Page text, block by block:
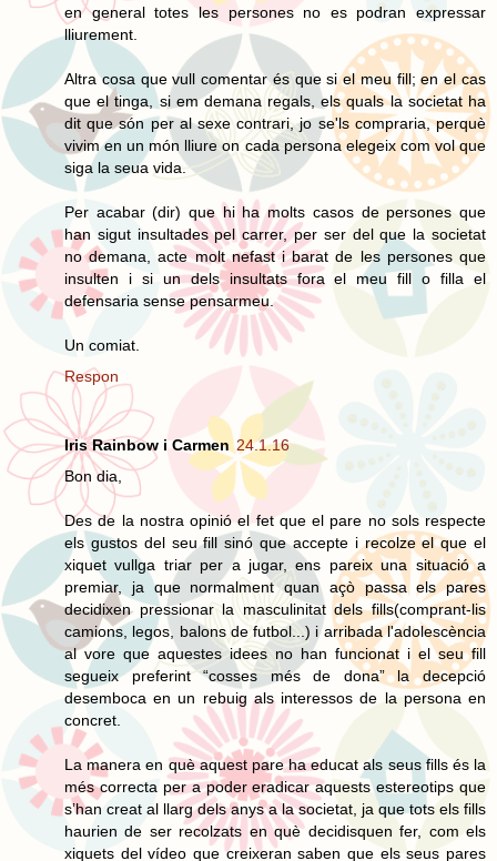
en general totes les persones no es podran expressar
lliurement.
Altra cosa que vull comentar és que si el meu fill; en el cas
que el tinga, si em demana regals, els quals la societat ha
dit que són per al sexe contrari, jo se'ls compraria, perquè
vivim en un món lliure on cada persona elegeix com vol que
siga la seua vida.
Per acabar (dir) que hi ha molts casos de persones que
han sigut insultades pel carrer, per ser del que la societat
no demana, acte molt nefast i barat de les persones que
insulten i si un dels insultats fora el meu fill o filla el
defensaria sense pensarmeu.
Un comiat.
Respon
Iris Rainbow i Carmen 24.1.16
Bon dia,
Des de la nostra opinió el fet que el pare no sols respecte
els gustos del seu fill sinó que accepte i recolze el que el
xiquet vullga triar per a jugar, ens pareix una situació a
premiar, ja que normalment quan açò passa els pares
decidixen pressionar la masculinitat dels fills(comprant-lis
camions, legos, balons de futbol...) i arribada l'adolescència
al vore que aquestes idees no han funcionat i el seu fill
segueix preferint “cosses més de dona” la decepció
desemboca en un rebuig als interessos de la persona en
concret.
La manera en què aquest pare ha educat als seus fills és la
més correcta per a poder eradicar aquests estereotips que
s’han creat al llarg dels anys a la societat, ja que tots els fills
haurien de ser recolzats en què decidisquen fer, com els
xiquets del vídeo que creixeran saben que els seus pares